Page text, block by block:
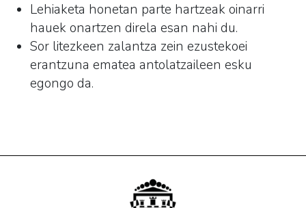
Lehiaketa honetan parte hartzeak oinarri
hauek onartzen direla esan nahi du.
Sor litezkeen zalantza zein ezustekoei
erantzuna ematea antolatzaileen esku
egongo da.